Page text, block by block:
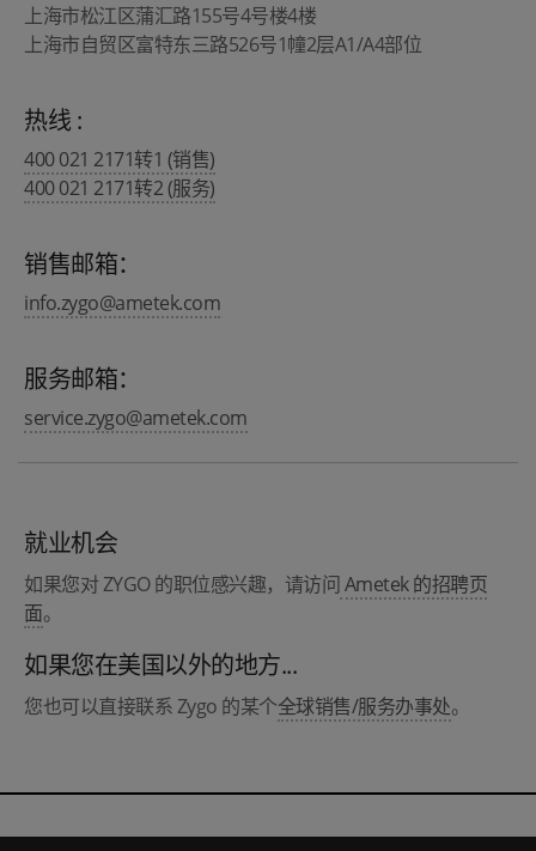
上海市松江区蒲汇路155号4号楼4楼
上海市自贸区富特东三路526号1幢2层A1/A4部位
热线 :
400 021 2171转1 (销售)
400 021 2171转2 (服务)
销售邮箱：
info.zygo@ametek.com
服务邮箱：
service.zygo@ametek.com
就业机会
如果您对 ZYGO 的职位感兴趣，请访问Ametek 的招聘页
面。
如果您在美国以外的地方...
您也可以直接联系 Zygo 的某个全球销售/服务办事处。